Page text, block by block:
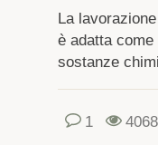
La
è adatta
sostanze
1 4068